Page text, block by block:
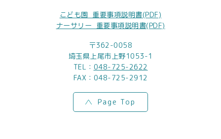
こども園_重要事項説明書(PDF)
ナーサリー_重要事項説明書(PDF)
〒362-0058
埼玉県上尾市上野1053-1
TEL： 048-725-2622
FAX：048-725-2912
Page Top